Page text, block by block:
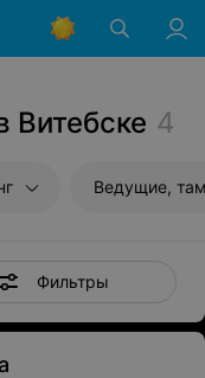
Витебске 4
Ведущие,
Фильтры